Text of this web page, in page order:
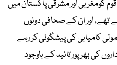
قوم کو مغربی اور مشرقی پاکستان میں
تھے، اور ان کے صحافی دونوں
کامیابی کی پیشگوئی کر رہے
کی بھرپور تائید کے باوجود